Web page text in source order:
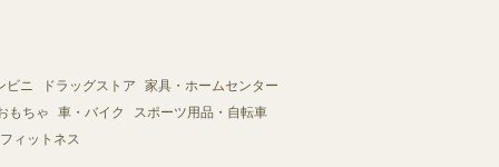
ビニ ドラッグストア
家具・ホームセンター
もちゃ
車・バイク
スポーツ用品・自転車
ィットネス